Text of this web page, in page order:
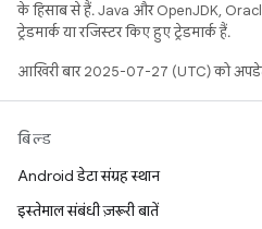
के हिसाब से हैं. Java और OpenJDK,
ट्रेडमार्क या रजिस्टर किए हुए ट्रेडमार्क हैं.
आखिरी बार 2025-07-27 (UTC) को
बिल्ड
Android डेटा संग्रह स्थान
इस्तेमाल संबंधी ज़रूरी बातें